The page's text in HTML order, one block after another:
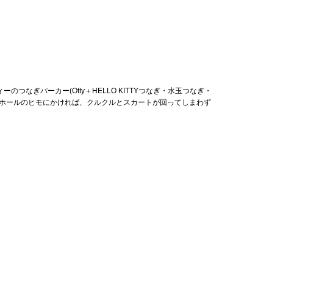
のつなぎパーカー(Otty＋HELLO KITTYつなぎ・水玉つなぎ・
ルのヒモにかければ、クルクルとスカートが回ってしまわず